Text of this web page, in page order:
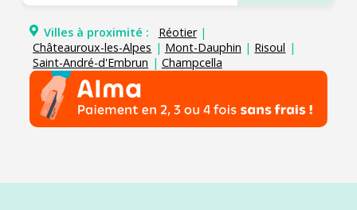
Villes à proximité : Réotier |
Châteauroux-les-Alpes | Mont-Dauphin | Risoul |
Saint-André-d'Embrun | Champcella